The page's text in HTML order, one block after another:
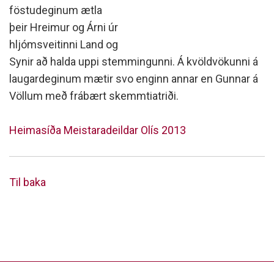
föstudeginum ætla
þeir Hreimur og Árni úr
hljómsveitinni Land og
Synir að halda uppi stemmingunni. Á kvöldvökunni á
laugardeginum mætir svo enginn annar en Gunnar á
Völlum með frábært skemmtiatriði.
Heimasíða Meistaradeildar Olís 2013
Til baka